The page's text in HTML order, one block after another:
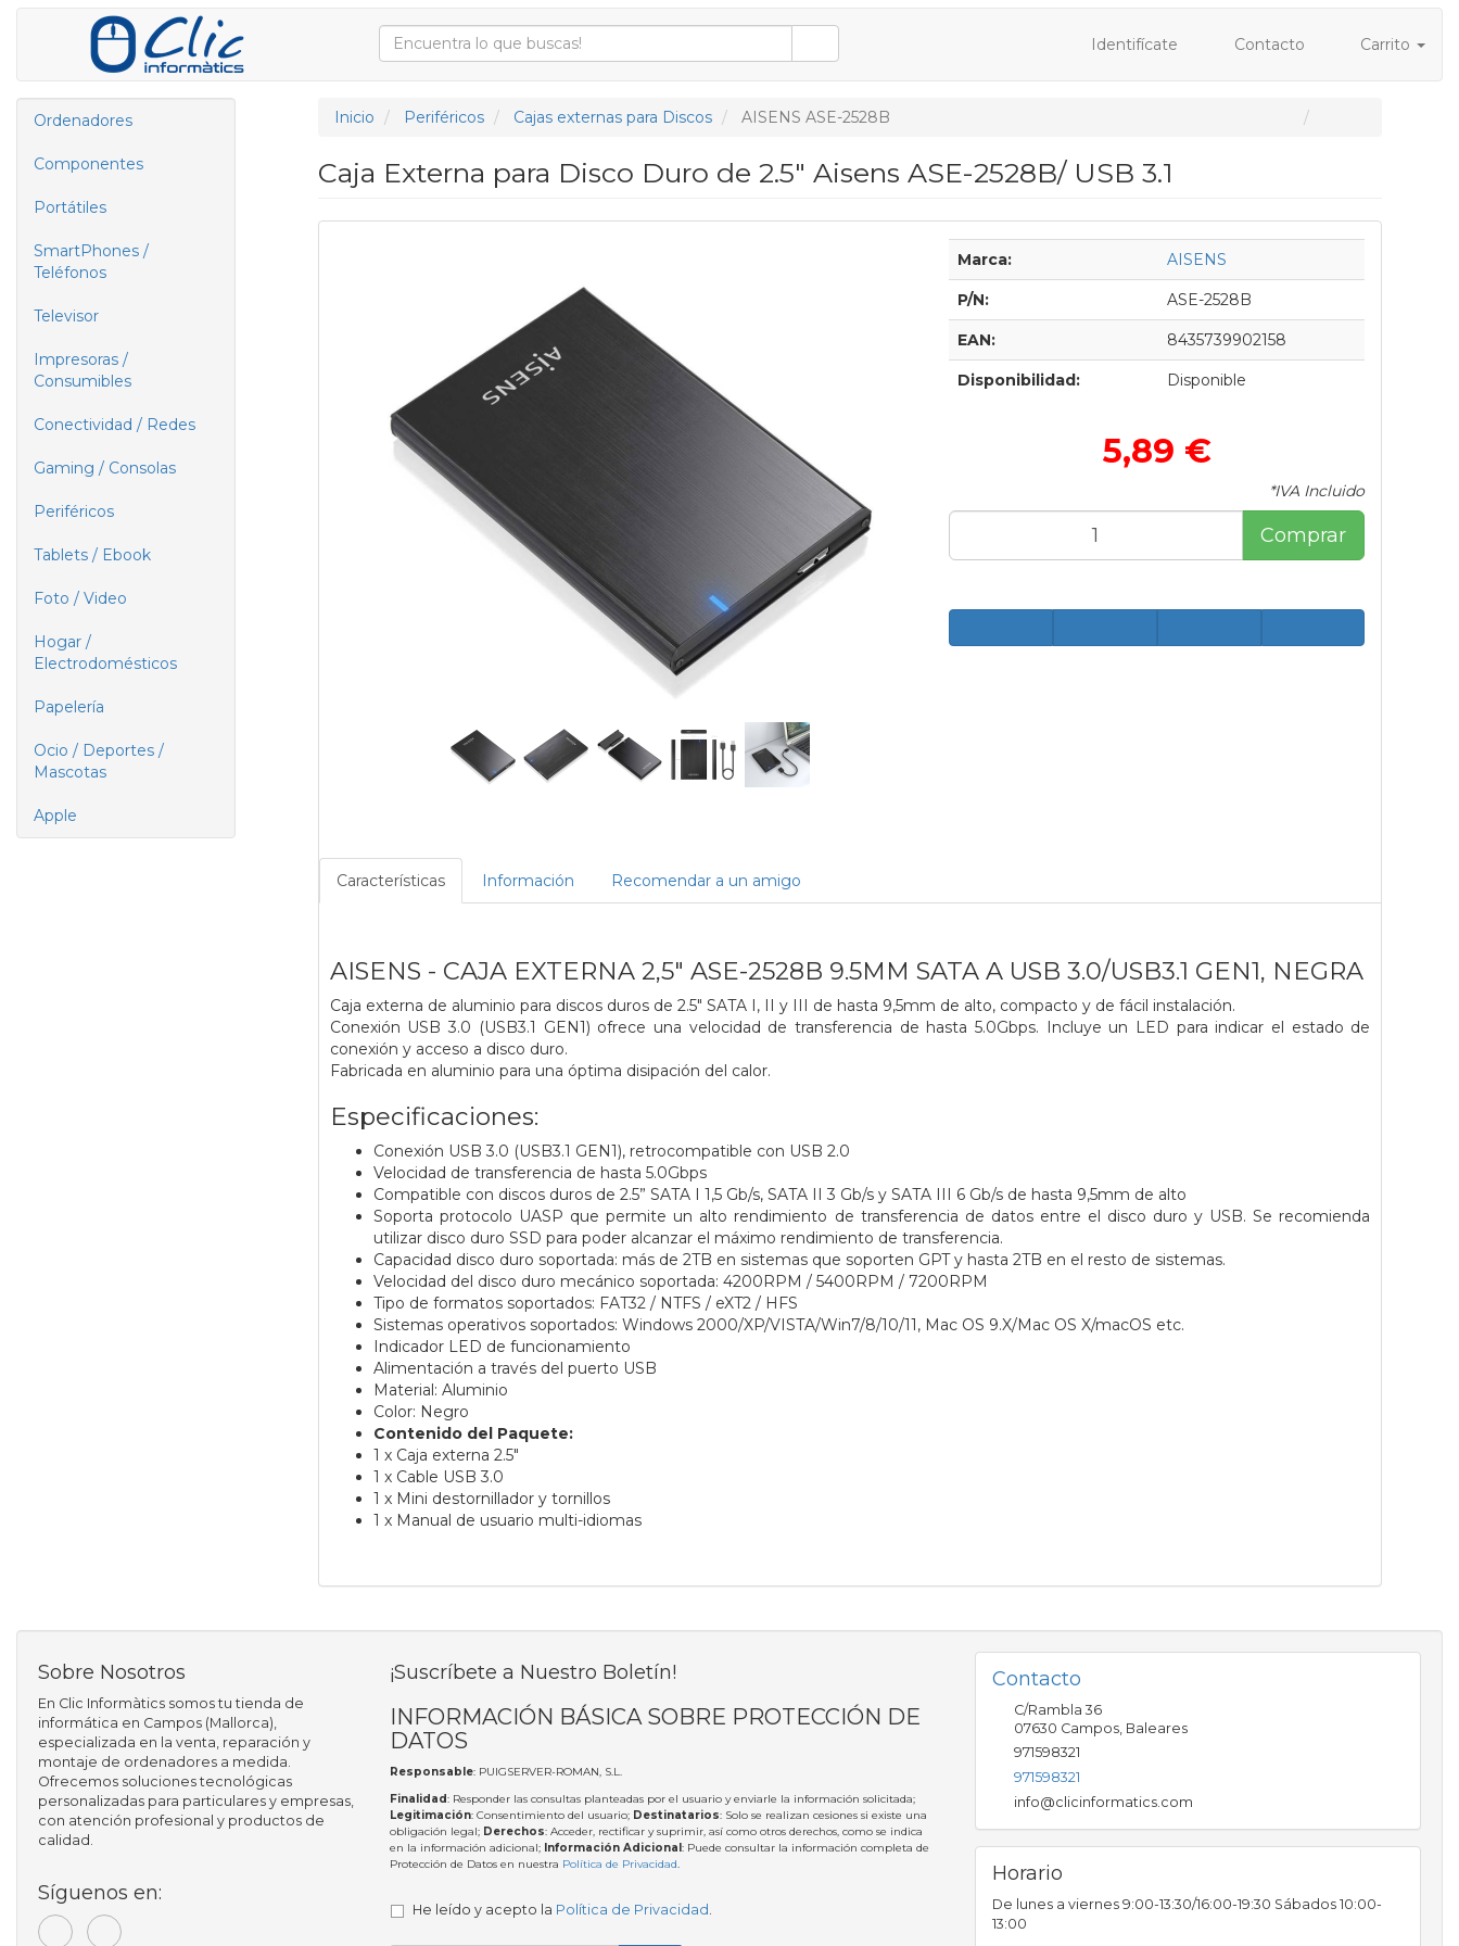
Identifícate Contacto Carrito
Ordenadores
Componentes
Portátiles
SmartPhones /
Teléfonos
Televisor
Impresoras /
Consumibles
Conectividad / Redes
Gaming / Consolas
Periféricos
Tablets / Ebook
Foto / Video
Hogar /
Electrodomésticos
Papelería
Ocio / Deportes /
Mascotas
Apple
Inicio Periféricos Cajas externas para Discos AISENS ASE-2528B
Caja Externa para Disco Duro de 2.5" Aisens ASE-2528B/ USB 3.1
Marca: AISENS
P/N: ASE-2528B
EAN: 8435739902158
Disponibilidad: Disponible
5,89 €
*IVA Incluido
Comprar
Características Información Recomendar a un amigo
AISENS - CAJA EXTERNA 2,5" ASE-2528B 9.5MM SATA A USB 3.0/USB3.1 GEN1, NEGRA
Caja externa de aluminio para discos duros de 2.5" SATA I, II y III de hasta 9,5mm de alto, compacto y de fácil instalación.
Conexión USB 3.0 (USB3.1 GEN1) ofrece una velocidad de transferencia de hasta 5.0Gbps. Incluye un LED para indicar el estado de
conexión y acceso a disco duro.
Fabricada en aluminio para una óptima disipación del calor.
Especificaciones:
Conexión USB 3.0 (USB3.1 GEN1), retrocompatible con USB 2.0
Velocidad de transferencia de hasta 5.0Gbps
Compatible con discos duros de 2.5” SATA I 1,5 Gb/s, SATA II 3 Gb/s y SATA III 6 Gb/s de hasta 9,5mm de alto
Soporta protocolo UASP que permite un alto rendimiento de transferencia de datos entre el disco duro y USB. Se recomienda
utilizar disco duro SSD para poder alcanzar el máximo rendimiento de transferencia.
Capacidad disco duro soportada: más de 2TB en sistemas que soporten GPT y hasta 2TB en el resto de sistemas.
Velocidad del disco duro mecánico soportada: 4200RPM / 5400RPM / 7200RPM
Tipo de formatos soportados: FAT32 / NTFS / eXT2 / HFS
Sistemas operativos soportados: Windows 2000/XP/VISTA/Win7/8/10/11, Mac OS 9.X/Mac OS X/macOS etc.
Indicador LED de funcionamiento
Alimentación a través del puerto USB
Material: Aluminio
Color: Negro
Contenido del Paquete:
1 x Caja externa 2.5"
1 x Cable USB 3.0
1 x Mini destornillador y tornillos
1 x Manual de usuario multi-idiomas
Sobre Nosotros
En Clic Informàtics somos tu tienda de
informática en Campos (Mallorca),
especializada en la venta, reparación y
montaje de ordenadores a medida.
Ofrecemos soluciones tecnológicas
personalizadas para particulares y empresas,
con atención profesional y productos de
calidad.
Síguenos en:
¡Suscríbete a Nuestro Boletín!
INFORMACIÓN BÁSICA SOBRE PROTECCIÓN DE
DATOS
Responsable: PUIGSERVER-ROMAN, S.L.
Finalidad: Responder las consultas planteadas por el usuario y enviarle la información solicitada;
Legitimación: Consentimiento del usuario; Destinatarios: Solo se realizan cesiones si existe una
obligación legal; Derechos: Acceder, rectificar y suprimir, así como otros derechos, como se indica
en la información adicional; Información Adicional : Puede consultar la información completa de
Protección de Datos en nuestra Política de Privacidad.
He leído y acepto la Política de Privacidad .
Contacto
C/Rambla 36
07630 Campos, Baleares
971598321
971598321
info@clicinformatics.com
Horario
De lunes a viernes 9:00-13:30/16:00-19:30 Sábados 10:00-
13:00